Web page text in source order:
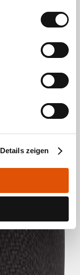
Details zeigen